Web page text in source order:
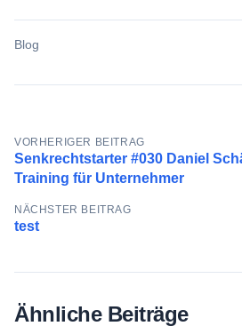
Blog
VORHERIGER BEITRAG
Senkrechtstarter #030 Daniel
Training für Unternehmer
NÄCHSTER BEITRAG
test
Ähnliche Beiträge